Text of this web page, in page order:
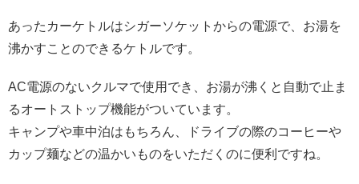
あったカーケトルはシガーソケットからの電源で、お湯を
沸かすことのできるケトルです。
AC電源のないクルマで使用でき、お湯が沸くと自動で止ま
るオートストップ機能がついています。
キャンプや車中泊はもちろん、ドライブの際のコーヒーや
カップ麺などの温かいものをいただくのに便利ですね。